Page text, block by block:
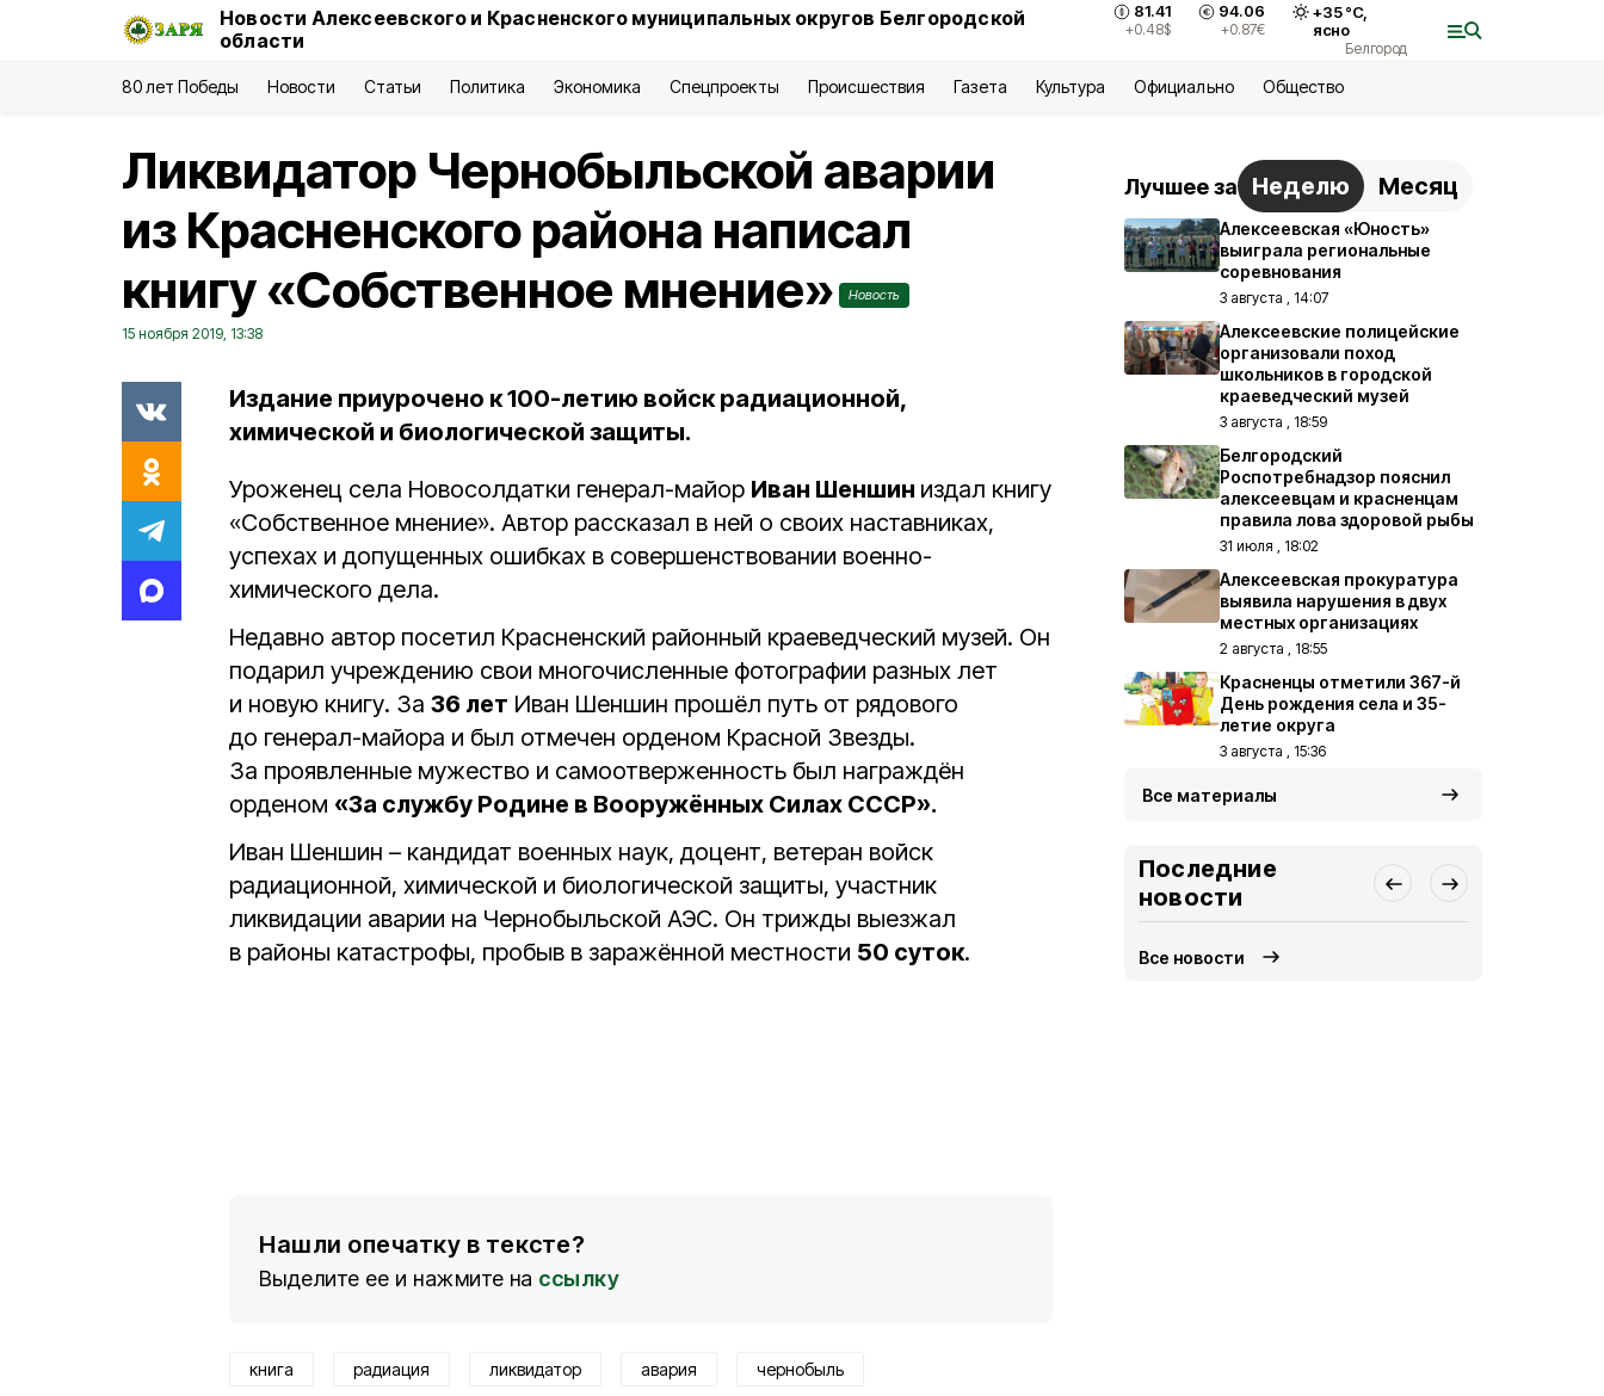
Новости Алексеевского и Красненского муниципальных округов Белгородской
области
81.41
+0.48$
94.06
+0.87€
+35°С,
ясно
Белгород
80 лет Победы Новости Статьи Политика Экономика Спецпроекты Происшествия Газета Культура Официально Общество
Ликвидатор Чернобыльской аварии
из Красненского района написал
книгу «Собственное мнение»
Новость
15 ноября 2019, 13:38
Издание приурочено к 100-летию войск радиационной,
химической и биологической защиты.
Уроженец села Новосолдатки генерал-майор Иван Шеншин издал книгу
«Собственное мнение». Автор рассказал в ней о своих наставниках,
успехах и допущенных ошибках в совершенствовании военно-
химического дела.
Недавно автор посетил Красненский районный краеведческий музей. Он
подарил учреждению свои многочисленные фотографии разных лет
и новую книгу. За 36 лет Иван Шеншин прошёл путь от рядового
до генерал-майора и был отмечен орденом Красной Звезды.
За проявленные мужество и самоотверженность был награждён
орденом «За службу Родине в Вооружённых Силах СССР».
Иван Шеншин – кандидат военных наук, доцент, ветеран войск
радиационной, химической и биологической защиты, участник
ликвидации аварии на Чернобыльской АЭС. Он трижды выезжал
в районы катастрофы, пробыв в заражённой местности 50 суток.
Нашли опечатку в тексте?
Выделите ее и нажмите на ссылку
книга радиация ликвидатор авария чернобыль
Лучшее за Неделю Месяц
Алексеевская «Юность»
выиграла региональные
соревнования
3 августа , 14:07
Алексеевские полицейские
организовали поход
школьников в городской
краеведческий музей
3 августа , 18:59
Белгородский
Роспотребнадзор пояснил
алексеевцам и красненцам
правила лова здоровой рыбы
31 июля , 18:02
Алексеевская прокуратура
выявила нарушения в двух
местных организациях
2 августа , 18:55
Красненцы отметили 367-й
День рождения села и 35-
летие округа
3 августа , 15:36
Все материалы
Последние
новости
Все новости